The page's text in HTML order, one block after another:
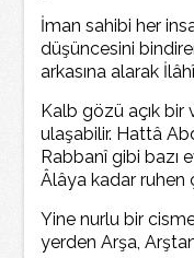
İman sahibi her
düşüncesini
arkasına alarak
Kalb gözü açık bir
ulaşabilir. Hattâ
Rabbanî gibi bazı
Âlâya kadar ruhen
Yine nurlu bir
yerden Arşa,